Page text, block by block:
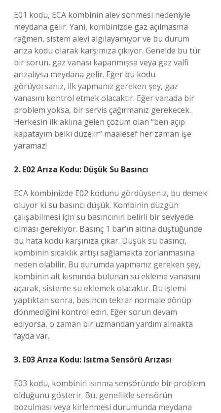
E01 kodu, ECA kombinin alev sönmesi nedeniyle
meydana gelir. Yani, kombinizde gaz açılmasına
rağmen, sistem alevi algılayamıyor ve bu durum
arıza kodu olarak karşımıza çıkıyor. Genelde bu tür
bir sorun, gaz vanası kapanmışsa veya gaz valfi
arızalıysa meydana gelir. Eğer bu kodu
görüyorsanız, ilk yapmanız gereken şey, gaz
vanasını kontrol etmek olacaktır. Eğer vanada bir
problem yoksa, bir servis çağırmanız gerekecek.
Herkesin ilk aklına gelen çözüm olan “ben açıp
kapatayım belki düzelir” maalesef her zaman işe
yaramaz!
2. E02 Arıza Kodu: Düşük Su Basıncı
ECA kombinizde E02 kodunu gördüyseniz, bu demek
oluyor ki su basıncı düşük. Kombinin düzgün
çalışabilmesi için su basıncının belirli bir seviyede
olması gerekiyor. Basınç 1 bar’ın altına düştüğünde
bu hata kodu karşınıza çıkar. Düşük su basıncı,
kombinin sıcaklık artışı sağlamakta zorlanmasına
neden olabilir. Bu durumda yapmanız gereken şey,
kombinin alt kısmında bulunan su ekleme vanasını
açarak, sisteme su eklemek olacaktır. Bu işlemi
yaptıktan sonra, basıncın tekrar normale dönüp
dönmediğini kontrol edin. Eğer sorun devam
ediyorsa, o zaman bir uzmandan yardım almakta
fayda var.
3. E03 Arıza Kodu: Isıtma Sensörü Arızası
E03 kodu, kombinin ısınma sensöründe bir problem
olduğunu gösterir. Bu, genellikle sensörün
bozulması veya kirlenmesi durumunda meydana